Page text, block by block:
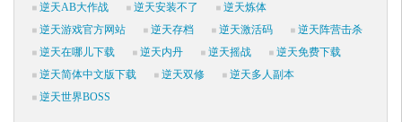
逆天AB大作战 逆天安装不了
逆天炼体
逆天游戏官方网站
逆天存档 逆天激活码
逆天阵营击杀
逆天在哪儿下载
逆天内丹 逆天摇战
逆天免费下载
逆天简体中文版下载
逆天双修
逆天多人副本
逆天世界BOSS